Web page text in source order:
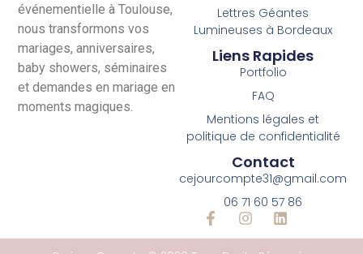
événementielle à Toulouse,
nous transformons vos
mariages, anniversaires,
baby showers, séminaires
et demandes en mariage en
moments magiques.
Lettres Géantes
Lumineuses à Bordeaux
Liens Rapides
Portfolio
FAQ
Mentions légales et
politique de confidentialité
Contact
cejourcompte31@gmail.com
06 71 60 57 86